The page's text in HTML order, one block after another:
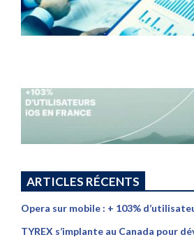
ARTICLES RÉCENTS
Opera sur mobile : + 103%
TYREX s’implante au Canada pour